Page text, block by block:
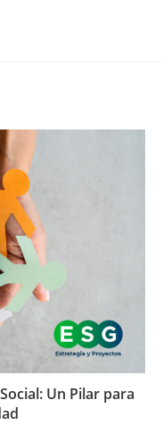
Un Pilar para